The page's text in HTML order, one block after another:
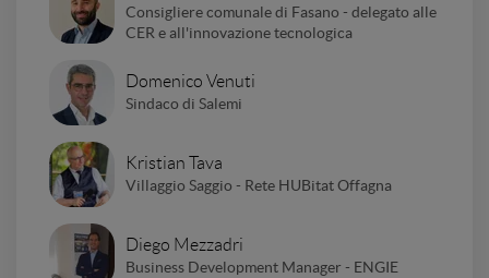
Consigliere comunale di Fasano - delegato alle
CER e all'innovazione tecnologica
Domenico Venuti
Sindaco di Salemi
Kristian Tava
Villaggio Saggio - Rete HUBitat Offagna
Diego Mezzadri
Business Development Manager - ENGIE